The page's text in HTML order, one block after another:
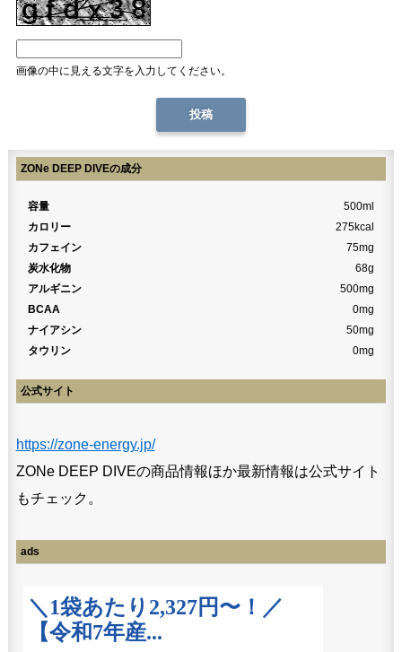
画像の中に見える文字を入力してください。
ZONe DEEP DIVEの成分
容量
500ml
カロリー
275kcal
カフェイン
75mg
炭水化物
68g
アルギニン
500mg
BCAA
0mg
ナイアシン
50mg
タウリン
0mg
公式サイト
https://zone-energy.jp/
ZONe DEEP DIVEの商品情報ほか最新情報は公式サイト
もチェック。
ads